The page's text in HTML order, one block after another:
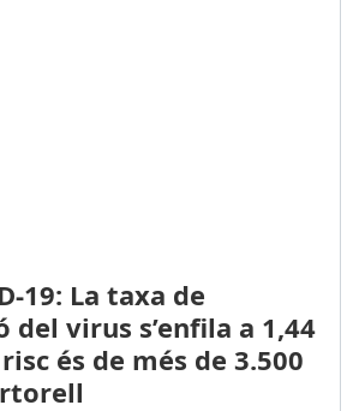
19: La taxa de
del virus s’enfila a 1,44
és de més de 3.500